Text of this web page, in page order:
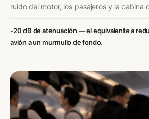
ruido del motor, los pasajeros y la cabina
-20 dB de atenuación — el equivalente a
avión a un murmullo de fondo.